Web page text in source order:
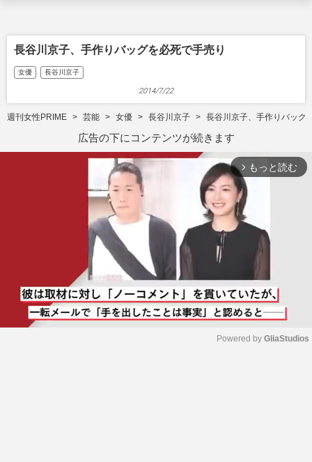
長谷川京子、手作りバッグを必死で手売り
女優 長谷川京子
2014/7/22
週刊女性PRIME 芸能 女優 長谷川京子 長谷川京子、手作りバッグ
広告の下にコンテンツが続きます
arrow_forward_ios もっと読む
Powered by GliaStudios